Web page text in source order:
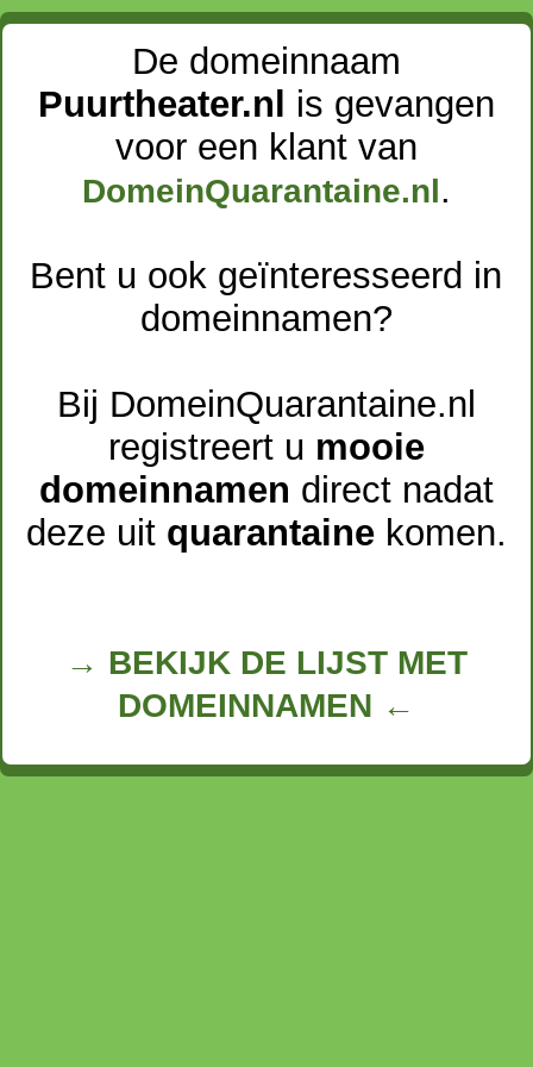
De domeinnaam
Puurtheater.nl
is gevangen
voor een klant van
DomeinQuarantaine.nl .
Bent u ook geïnteresseerd in
domeinnamen?
Bij DomeinQuarantaine.nl
registreert u mooie
domeinnamen direct nadat
deze uit quarantainekomen.
→ BEKIJK DE LIJST MET
DOMEINNAMEN ←